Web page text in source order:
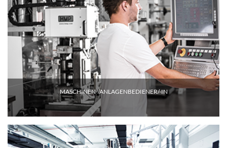
MASCHINEN-/ANLAGENBEDIENER/-IN